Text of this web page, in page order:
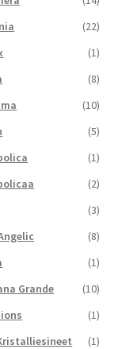
(22)
(1)
(8)
(10)
(5)
(1)
(2)
(3)
(8)
(1)
Grande
(10)
(1)
(1)